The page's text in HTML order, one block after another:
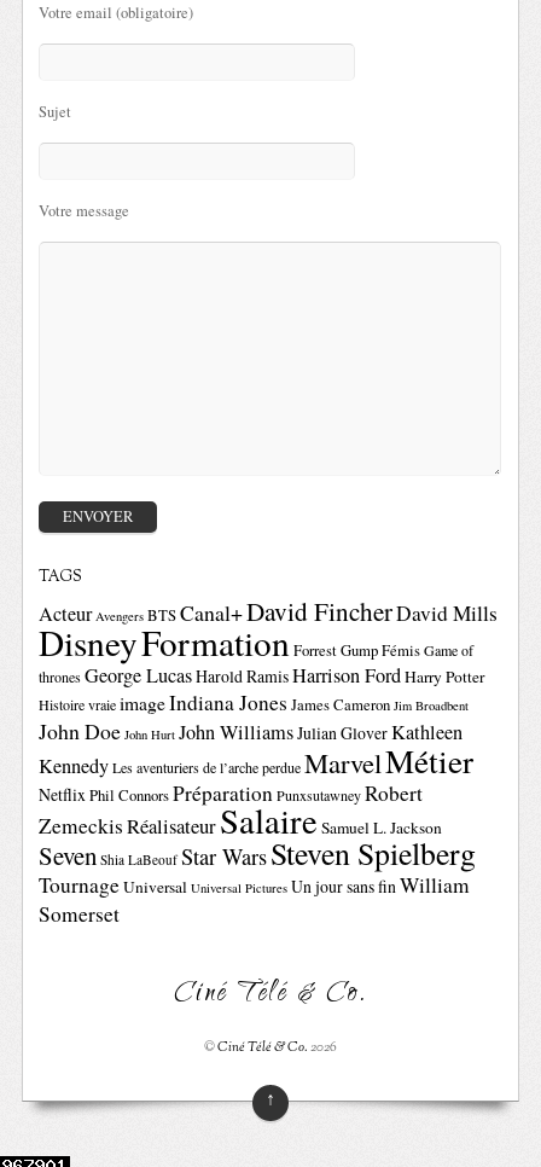
Votre email (obligatoire)
Sujet
Votre message
TAGS
Acteur Avengers BTSCanal+David FincherDavid Mills
DisneyFormationForrest GumpFémis Game of
thrones George LucasHarold RamisHarrison FordHarry Potter
Histoire vraie imageIndiana Jones James Cameron Jim Broadbent
John Doe John Hurt John WilliamsJulian GloverKathleen
Kennedy Les aventuriers de l’arche perdue MarvelMétier
NetflixPhil ConnorsPréparation Punxsutawney Robert
ZemeckisRéalisateurSalaire Samuel L. Jackson
Seven Shia LaBeouf Star WarsSteven Spielberg
TournageUniversal Universal Pictures Un jour sans finWilliam
Somerset
Ciné Télé & Co.
©Ciné Télé & Co.2026
↑